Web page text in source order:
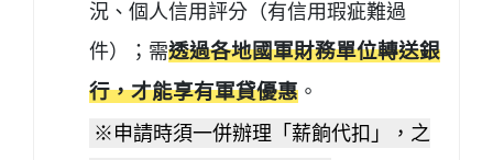
況、個人信用評分（有信用瑕疵難過
件）；需透過各地國軍財務單位轉送銀
行，才能享有軍貸優惠 。
※申請時須一併辦理「薪餉代扣」，之